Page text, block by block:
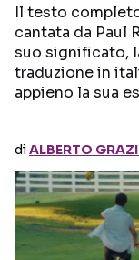
Il testo
cantata da Paul
suo significato,
traduzione in
appieno la sua
diALBERTO